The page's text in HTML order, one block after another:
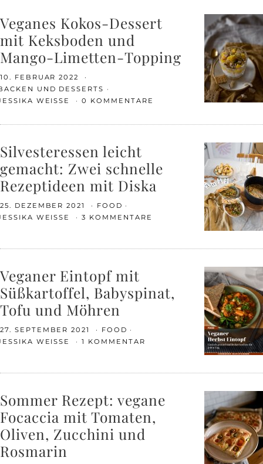
Veganes Kokos-Dessert
mit Keksboden und
Mango-Limetten-Topping
10. FEBRUAR 2022
UND DESSERTS
WEISSE
0 KOMMENTARE
Silvesteressen leicht
gemacht: Zwei schnelle
Rezeptideen mit Diska
25. DEZEMBER 2021
FOOD
WEISSE
3 KOMMENTARE
Veganer Eintopf mit
Süßkartoffel, Babyspinat,
Tofu und Möhren
27. SEPTEMBER 2021
FOOD
WEISSE
1 KOMMENTAR
Sommer Rezept: vegane
Focaccia mit Tomaten,
Oliven, Zucchini und
Rosmarin